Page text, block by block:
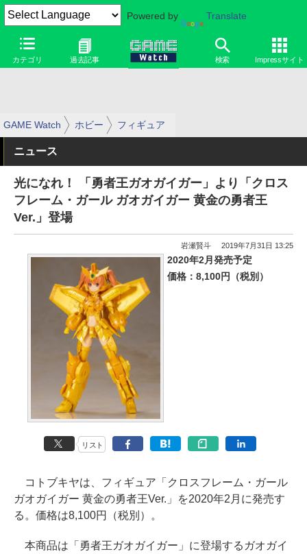
Powered by Translate
カテゴリ 過去記事 検索 Impressサイト
GAME Watch ホビー フィギュア
ニュース
光になれ！ 「勇者王ガオガイガー」より「クロス
フレーム・ガール ガオガイガー 黄金の勇者王
Ver.」登場
岩瀬賢斗 2019年7月31日 13:25
2020年2月発売予定
価格：8,100円（税別）
リスト
コトブキヤは、フィギュア「クロスフレーム・ガール
ガオガイガー 黄金の勇者王Ver.」を2020年2月に発売す
る。価格は8,100円（税別）。
本商品は「勇者王ガオガイガー」に登場するガオガイ